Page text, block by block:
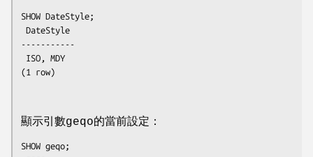
SHOW DateStyle;
-----------
(1 row)
顯示引數geqo的當前設定：
SHOW geqo;